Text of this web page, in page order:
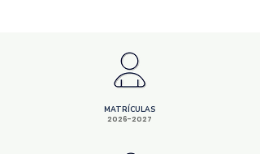
MATRÍCULAS
2026-2027